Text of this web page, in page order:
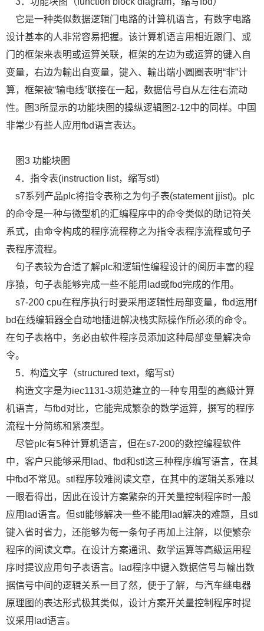
它是一种类似数据逻辑门电路的计算机语言，有数字电路
设计基本的人非常容易把握。该计算机语言用相近跟门、或
门的框架来表明或运算关联，框架的左边为或运算的键入自
变量，右边为輸出自变量，键入、輸出端小圆圈表明“非”计
算，框架被“输电线”联接在一起，数据信号自从左往右流动
性。图3所显示的功能块图的操纵逻辑图2-12中的同样。中国
非常少有些人应用fbd语言表达。
图3 功能块图
4．指令表(instruction list，缩写stl)
s7系列产品plc将指令表称之为句子表(statement jjist)。plc
的命令是一种与微型机的汇编程序中的命令类似的助记符关
系式，由命令构成的程序流程称之为指令表程序流程或句子
表程序流程。
句子表较为合适了解plc和逻辑性编程设计的阅历丰富的程
序猿，句子表能够完成一些不能用lad或fbd完成的作用。
s7-200 cpu在程序执行时要采用逻辑性局部变量，fbd运用f
bd在线编辑器全自动地插进解决栈实际操作所必须的命令。
在句子表格中，务必由软件程序员添加这种局部变量解决命
令。
5．构造文字（structured text，缩写st）
构造文字是为iec1131-3规范建立的一种专用型的高級计算
机语言，与fbd对比，它能完成繁杂的数学运算，撰写的程序
流程十分简练和紧凑型。
尽管plc有5种计算机语言，但在s7-200的数控编程软件
中，客户只能够采用lad、fbd和stl这三种程序编写语言，在其
中fbd不常见。stl程序较难阅读文章，在其中的逻辑关系难以
一眼看得出，因此在设计方案繁杂的开关量控制程序时一般
应用lad语言。但stl能够解决一些不能用lad解决的难题，且stl
键入省时省力，还能够为每一条句子再加上注解，以便繁杂
程序的阅读文章。在设计方案通讯、数学运算等高級运用程
序时提议应用句子表语言。lad程序中键入数据信号与輸出数
据信号中间的逻辑关系一目了然，便于了解，与汽车继电器
原理图的表达形式极其类似，设计方案开关量控制程序时提
议采用lad语言。